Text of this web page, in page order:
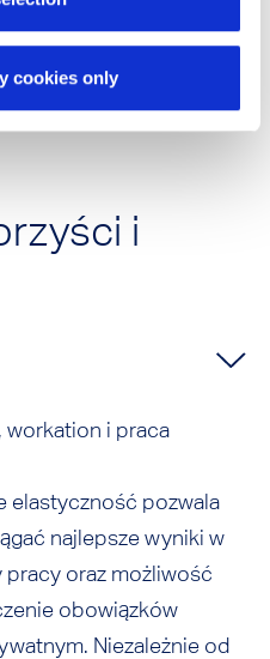
cookies only
i
workation i praca
elastyczność pozwala
najlepsze wyniki w
pracy oraz możliwość
obowiązków
Niezależnie od